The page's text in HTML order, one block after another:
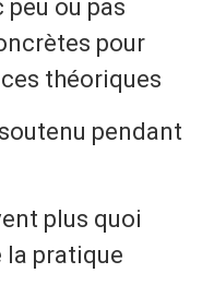
peu ou pas
pour
théoriques
pendant
plus quoi
la pratique